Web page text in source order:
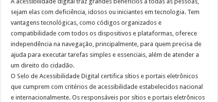
sejam elas com deficiência, idosos ou iniciantes em tecnologia. Tem
vantagens tecnológicas, como códigos organizados e
compatibilidade com todos os dispositivos e plataformas, oferece
independência na navegação, principalmente, para quem precisa de
ajuda para executar tarefas simples e essenciais, além de atender a
um direito do cidadão.
O Selo de Acessibilidade Digital certifica sítios e portais eletrônicos
que cumprem com critérios de acessibilidade estabelecidos nacional
e internacionalmente. Os responsáveis por sítios e portais eletrônicos